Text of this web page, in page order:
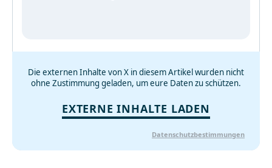
Die externen Inhalte von X in diesem Artikel wurden nicht
ohne Zustimmung geladen, um eure Daten zu schützen.
EXTERNE INHALTE LADEN
Datenschutzbestimmungen